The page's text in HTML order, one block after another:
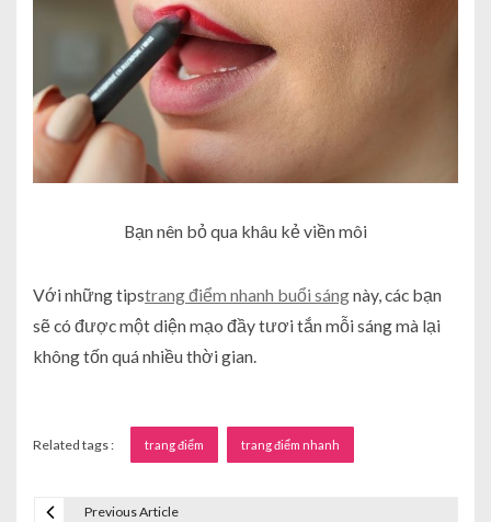
Bạn nên bỏ qua khâu kẻ viền môi
Với những tipstrang điểm nhanh buổi sángnày, các bạn
sẽ có được một diện mạo đầy tươi tắn mỗi sáng mà lại
không tốn quá nhiều thời gian.
Related tags : trang điểm trang điểm nhanh
Previous Article